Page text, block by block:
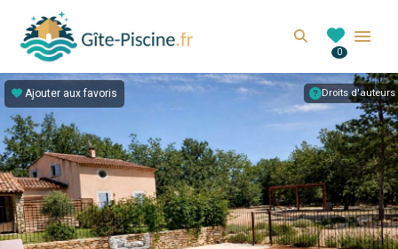
Search
0
Droits d'auteurs
Ajouter aux favoris